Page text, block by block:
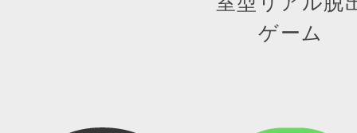
ゲーム